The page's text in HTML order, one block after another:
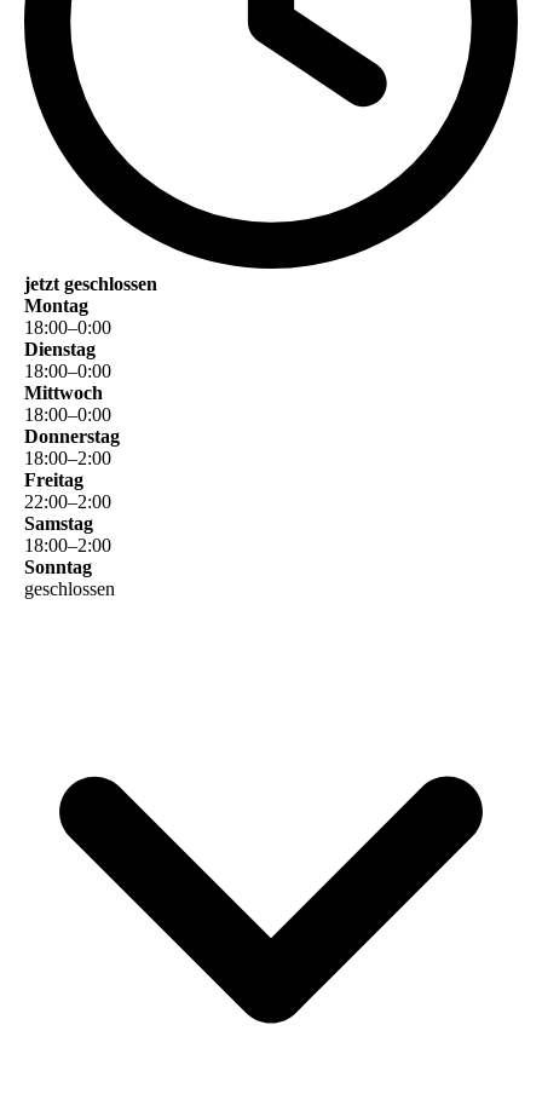
jetzt geschlossen
Montag
18:00–0:00
Dienstag
18:00–0:00
Mittwoch
18:00–0:00
Donnerstag
18:00–2:00
Freitag
22:00–2:00
Samstag
18:00–2:00
Sonntag
geschlossen